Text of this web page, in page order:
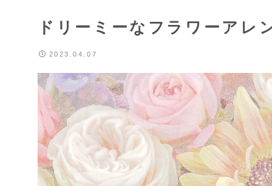
ドリーミーなフラワーアレ
2023.04.07